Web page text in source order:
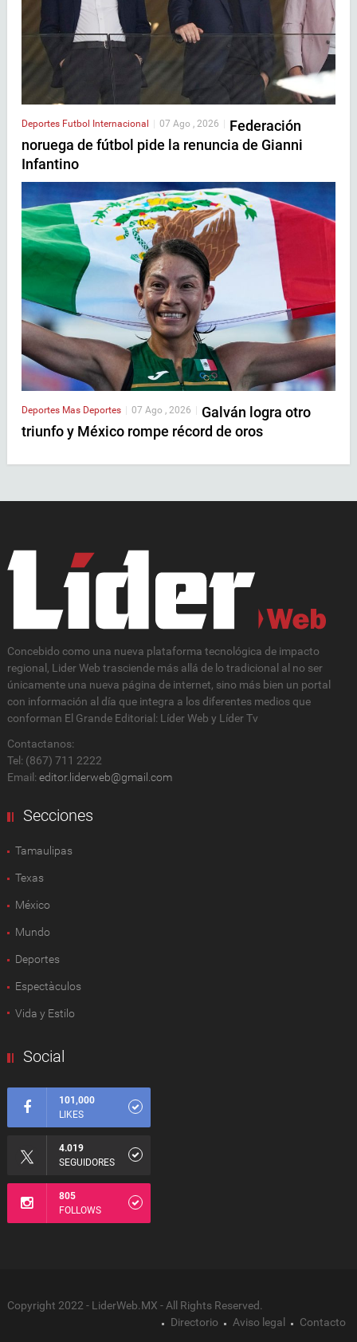
Deportes Futbol Internacional | 07 Ago , 2026 | Federación
noruega de fútbol pide la renuncia de Gianni
Infantino
Deportes Mas Deportes 07 Ago , 2026
Galván logra otro
triunfo y México rompe récord de oros
Concebido como una nueva plataforma tecnológica de impacto
regional, Lider Web trasciende más allá de lo tradicional al no ser
únicamente una nueva página de internet, sino más bien un portal
con información al día que integra a los diferentes medios que
conforman El Grande Editorial: Líder Web y Líder Tv
Contactanos:
Tel: (867) 711 2222
Email: editor.liderweb@gmail.com
Secciones
Tamaulipas
Texas
México
Mundo
Deportes
Espectàculos
Vida y Estilo
Social
101,000
LIKES
4.019
SEGUIDORES
805
FOLLOWS
Copyright 2022 - LiderWeb.MX - All Rights Reserved.
Directorio
Aviso legal Contacto